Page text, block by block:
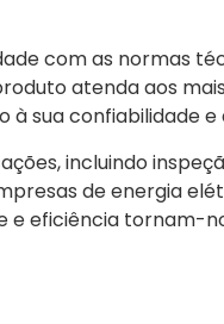
com as normas
atenda aos
à sua confiabilidade e
incluindo
de energia
e eficiência tornam-